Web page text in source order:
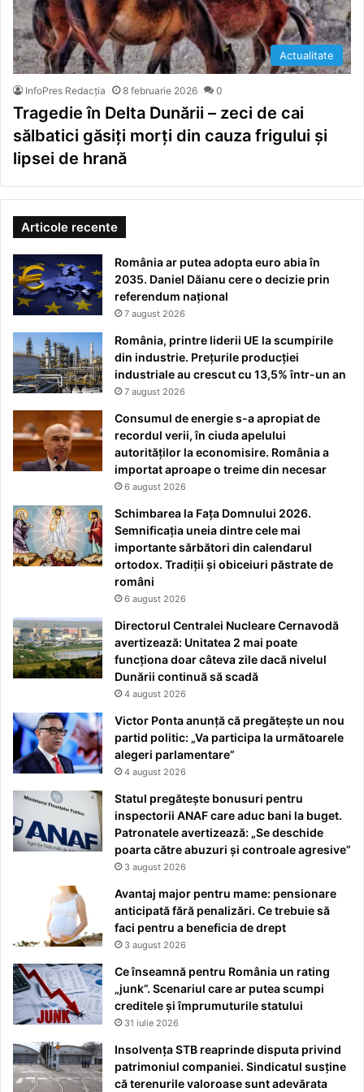
Actualitate
InfoPres Redacția 8 februarie 2026 0
Tragedie în Delta Dunării – zeci de cai
sălbatici găsiți morți din cauza frigului și
lipsei de hrană
Articole recente
România ar putea adopta euro abia în
2035. Daniel Dăianu cere o decizie prin
referendum național
7 august 2026
România, printre liderii UE la scumpirile
din industrie. Prețurile producției
industriale au crescut cu 13,5% într-un an
7 august 2026
Consumul de energie s-a apropiat de
recordul verii, în ciuda apelului
autorităților la economisire. România a
importat aproape o treime din necesar
6 august 2026
Schimbarea la Fața Domnului 2026.
Semnificația uneia dintre cele mai
importante sărbători din calendarul
ortodox. Tradiții și obiceiuri păstrate de
români
6 august 2026
Directorul Centralei Nucleare Cernavodă
avertizează: Unitatea 2 mai poate
funcționa doar câteva zile dacă nivelul
Dunării continuă să scadă
4 august 2026
Victor Ponta anunță că pregătește un nou
partid politic: „Va participa la următoarele
alegeri parlamentare”
4 august 2026
Statul pregătește bonusuri pentru
inspectorii ANAF care aduc bani la buget.
Patronatele avertizează: „Se deschide
poarta către abuzuri și controale agresive”
3 august 2026
Avantaj major pentru mame: pensionare
anticipată fără penalizări. Ce trebuie să
faci pentru a beneficia de drept
3 august 2026
Ce înseamnă pentru România un rating
„junk”. Scenariul care ar putea scumpi
creditele și împrumuturile statului
31 iulie 2026
Insolvența STB reaprinde disputa privind
patrimoniul companiei. Sindicatul susține
că terenurile valoroase sunt adevărata